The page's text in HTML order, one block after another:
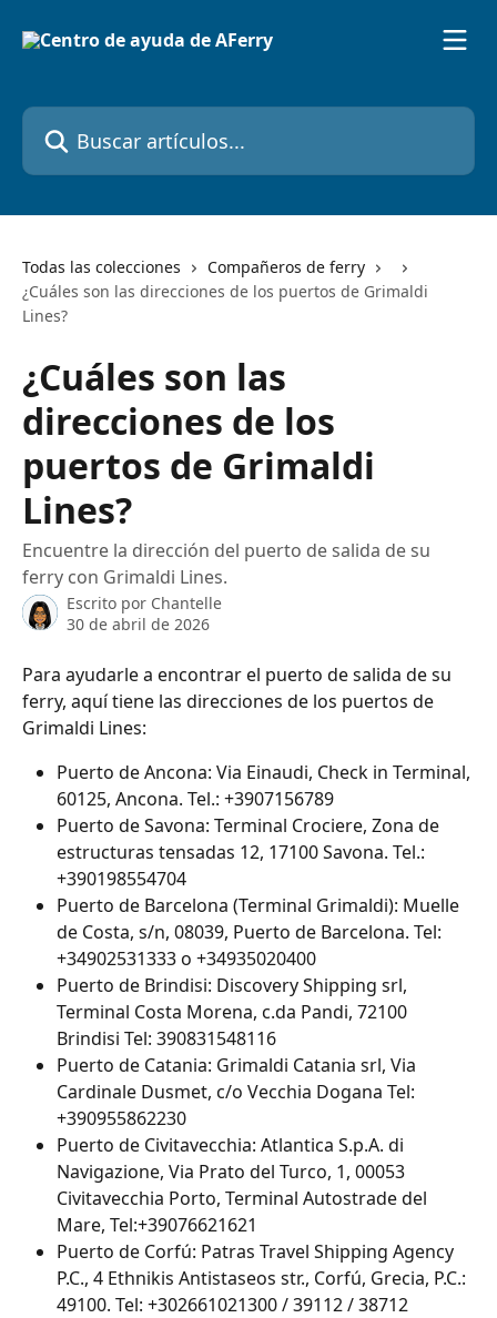
Buscar artículos...
Todas las colecciones
Compañeros de ferry
¿Cuáles son las direcciones de los puertos de Grimaldi
Lines?
¿Cuáles son las
direcciones de los
puertos de Grimaldi
Lines?
Encuentre la dirección del puerto de salida de su
ferry con Grimaldi Lines.
Escrito por Chantelle
30 de abril de 2026
Para ayudarle a encontrar el puerto de salida de su
ferry, aquí tiene las direcciones de los puertos de
Grimaldi Lines:
Puerto de Ancona: Via Einaudi, Check in Terminal,
60125, Ancona. Tel.: +3907156789
Puerto de Savona: Terminal Crociere, Zona de
estructuras tensadas 12, 17100 Savona. Tel.:
+390198554704
Puerto de Barcelona (Terminal Grimaldi): Muelle
de Costa, s/n, 08039, Puerto de Barcelona. Tel:
+34902531333 o +34935020400
Puerto de Brindisi: Discovery Shipping srl,
Terminal Costa Morena, c.da Pandi, 72100
Brindisi Tel: 390831548116
Puerto de Catania: Grimaldi Catania srl, Via
Cardinale Dusmet, c/o Vecchia Dogana Tel:
+390955862230
Puerto de Civitavecchia: Atlantica S.p.A. di
Navigazione, Via Prato del Turco, 1, 00053
Civitavecchia Porto, Terminal Autostrade del
Mare, Tel:+39076621621
Puerto de Corfú: Patras Travel Shipping Agency
P.C., 4 Ethnikis Antistaseos str., Corfú, Grecia, P.C.:
49100. Tel: +302661021300 / 39112 / 38712